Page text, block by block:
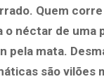
Quem
o néctar de uma
pela mata.
são vilões